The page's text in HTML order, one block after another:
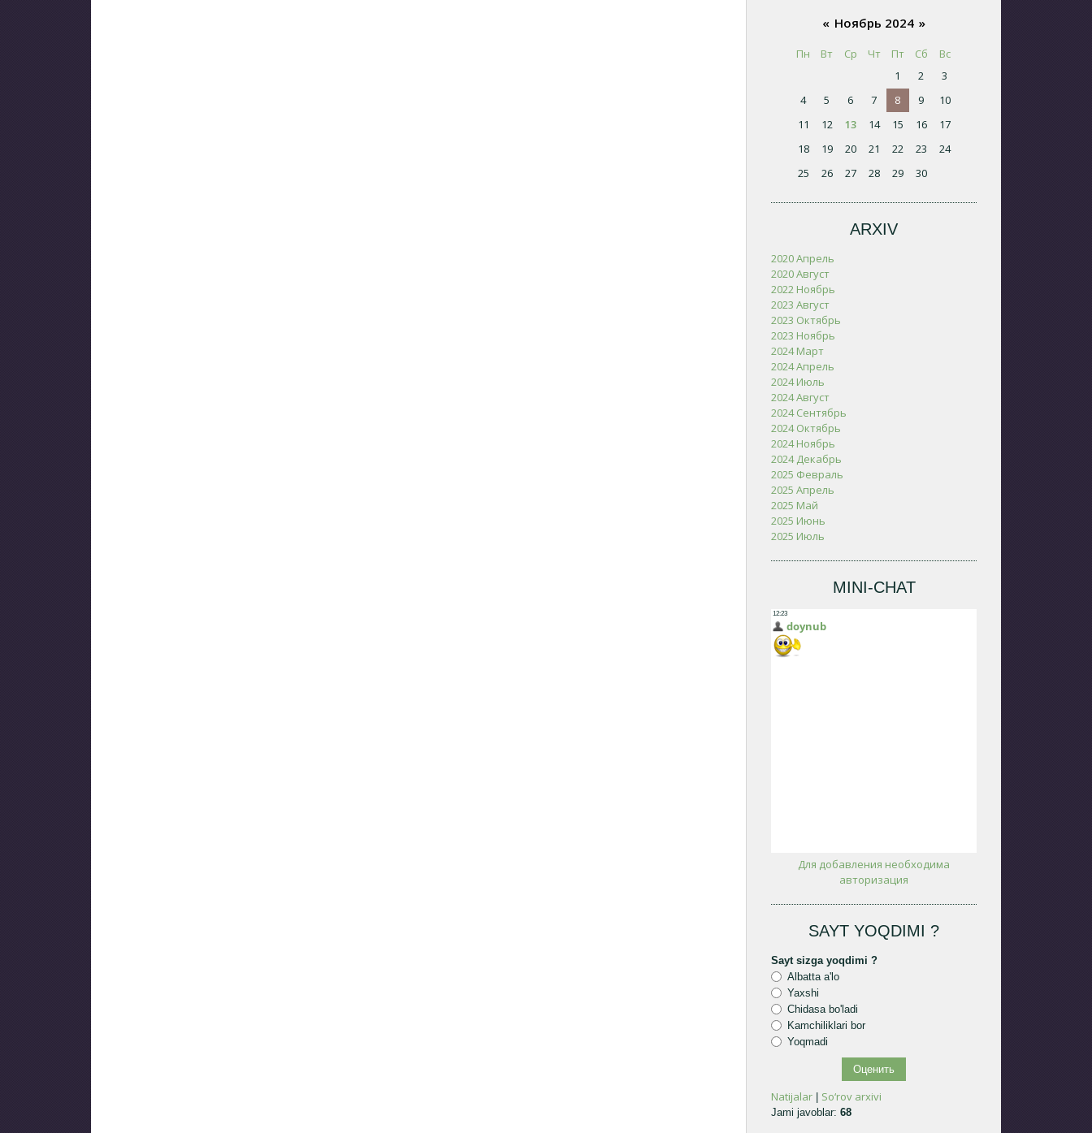
« Ноябрь 2024 »
Пн Вт Ср Чт Пт Сб
Вс
1
2
3
4
5 6 7 8 9
10
11
12 13 14 15 16
17
18
19 20 21 22 23
24
25
26 27 28 29 30
ARXIV
2020 Апрель
2020 Август
2022 Ноябрь
2023 Август
2023 Октябрь
2023 Ноябрь
2024 Март
2024 Апрель
2024 Июль
2024 Август
2024 Сентябрь
2024 Октябрь
2024 Ноябрь
2024 Декабрь
2025 Февраль
2025 Апрель
2025 Май
2025 Июнь
2025 Июль
MINI-CHAT
Для добавления необходима
авторизация
SAYT YOQDIMI ?
Sayt sizga yoqdimi ?
Albatta a'lo
Yaxshi
Chidasa bo'ladi
Kamchiliklari bor
Yoqmadi
Natijalar So‘rov arxivi
Jami javoblar:68